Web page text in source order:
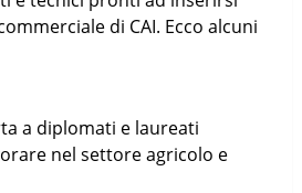
di CAI. Ecco alcuni
a diplomati e laureati
nel settore agricolo e